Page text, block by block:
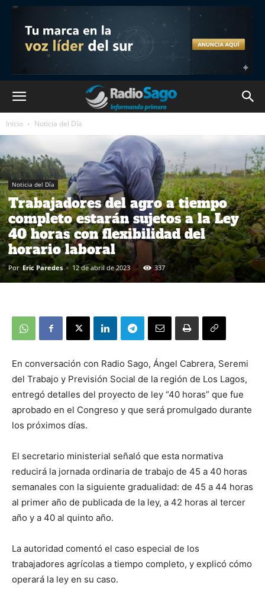
Inicio Noticia del Día
Noticia del Día
Trabajadores del agro a tiempo
completo estarán sujetos a la Ley
40 horas con flexibilidad del
horario laboral
Por Eric Paredes - 12 de abril de 2023 337
En conversación con Radio Sago, Ángel Cabrera, Seremi
del Trabajo y Previsión Social de la región de Los Lagos,
entregó detalles del proyecto de ley “40 horas” que fue
aprobado en el Congreso y que será promulgado durante
los próximos días.
El secretario ministerial señaló que esta normativa
reducirá la jornada ordinaria de trabajo de 45 a 40 horas
semanales con la siguiente gradualidad: de 45 a 44 horas
al primer año de publicada de la ley, a 42 horas al tercer
año y a 40 al quinto año.
La autoridad comentó el caso especial de los
trabajadores agrícolas a tiempo completo, y explicó cómo
operará la ley en su caso.